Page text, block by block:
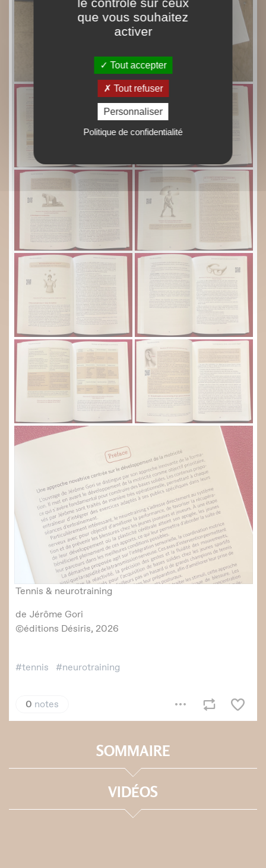
SOMMAIRE
VIDÉOS
que vous souhaitez
activer
Tout accepter
Tout refuser
Personnaliser
Politique de confidentialité